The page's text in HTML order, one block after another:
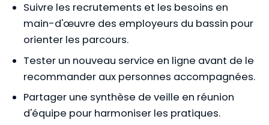
Suivre les recrutements et les besoins en
main-d'œuvre des employeurs du bassin pour
orienter les parcours.
Tester un nouveau service en ligne avant de le
recommander aux personnes accompagnées.
Partager une synthèse de veille en réunion
d'équipe pour harmoniser les pratiques.